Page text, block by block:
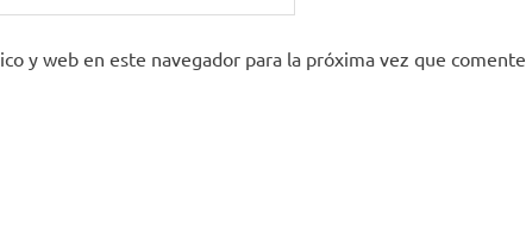
y web en este navegador para la próxima vez que comente.